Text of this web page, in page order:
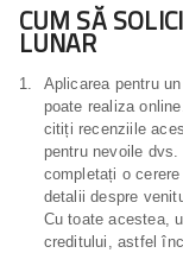
CUM SĂ
LUNAR
Aplicarea pentru un
poate realiza
citiți recenziile
pentru nevoile
completați o
detalii despre
Cu toate acestea,
creditului, astfel